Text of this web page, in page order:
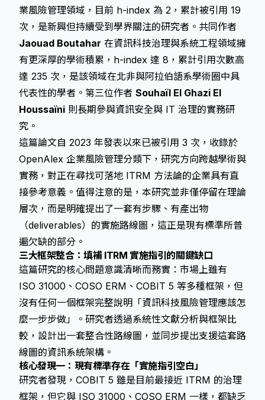
業風險管理領域，目前 h-index 為 2，累計被引用 19
次，是新興但持續受到學界關注的研究者。共同作者
Jaouad Boutahar 在資訊科技治理與系統工程領域擁
有更深厚的學術積累，h-index 達 8，累計引用次數高
達 235 次，是該領域在北非與阿拉伯語系學術圈中具
代表性的學者。第三位作者 Souhaïl El Ghazi El
Houssaïni 則長期參與資訊安全與 IT 治理的實務研
究。
這篇論文自 2023 年發表以來已被引用 3 次，收錄於
OpenAlex 企業風險管理分類下，研究方向跨越學術與
實務，對正在尋找可落地 ITRM 方法論的企業具有直
接參考意義。值得注意的是，本研究並非僅停留在理論
層次，而是明確提出了一套有步驟、有產出物
（deliverables）的實施路線圖，這正是現有標準所普
遍欠缺的部分。
三大框架整合：填補 ITRM 實施指引的關鍵缺口
這篇研究的核心問題意識清晰而務實：市場上雖有
ISO 31000、COSO ERM、COBIT 5 等多種框架，但
沒有任何一個框架完整說明「資訊科技風險管理應該怎
麼一步步做」。研究者透過系統性文獻分析與框架比
較，設計出一套整合性路線圖，並同步提出支援這套路
線圖的資訊系統架構。
核心發現一：現有標準存在「實施指引空白」
研究者發現，COBIT 5 雖是目前最接近 ITRM 的治理
框架，但它與 ISO 31000、COSO ERM 一樣，都缺乏